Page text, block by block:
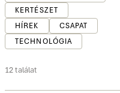
KERTÉSZET
HÍREK
CSAPAT
TECHNOLÓGIA
12 találat